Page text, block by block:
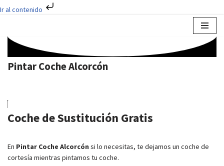
Ir al contenido
Saltar
contenido
Pintar Coche Alcorcón
Coche de Sustitución Gratis
En Pintar Coche Alcorcón si lo necesitas, te dejamos un coche de
cortesía mientras pintamos tu coche.